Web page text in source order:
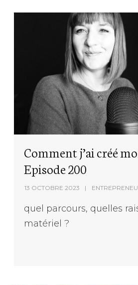
Comment j’ai créé
Episode 200
13 OCTOBRE 2023
quel parcours, quelles
matériel ?